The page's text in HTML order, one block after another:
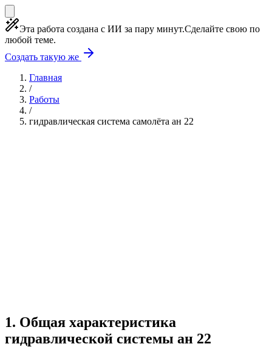
Эта работа создана с ИИ за пару минут.Сделайте свою по
любой теме.
Создать такую же
Главная
/
Работы
/
гидравлическая система самолёта ан 22
1. Общая характеристика
гидравлической системы ан 22